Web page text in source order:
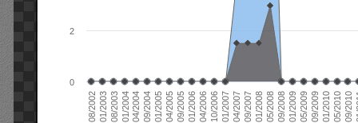
08/200201/200308/200301/200404/200409/200401/200504/200509/200501/200604/200610/200601/200704/200709/200701/200805/200809/200801/200905/200909/200901/201005/201009/2010
0
2